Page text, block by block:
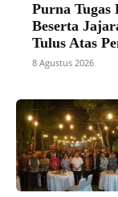
Purna Tugas
Beserta
Tulus Atas
8 Agustus 2026